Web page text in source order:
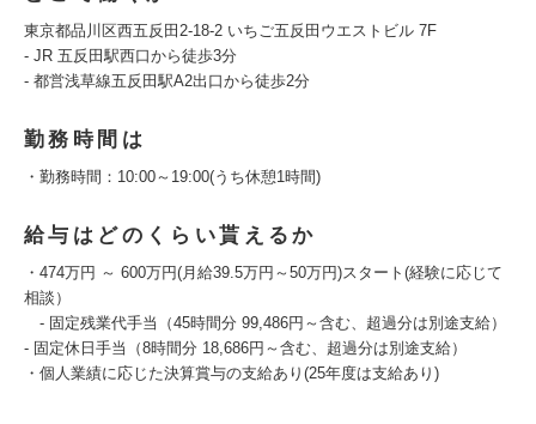
東京都品川区西五反田2-18-2 いちご五反田ウエストビル 7F
- JR 五反田駅西口から徒歩3分
- 都営浅草線五反田駅A2出口から徒歩2分
勤務時間は
・勤務時間：10:00～19:00(うち休憩1時間)
給与はどのくらい貰えるか
・474万円 ～ 600万円(月給39.5万円～50万円)スタート(経験に応じて
相談）
- 固定残業代手当（45時間分 99,486円～含む、超過分は別途支給）
- 固定休日手当（8時間分 18,686円～含む、超過分は別途支給）
・個人業績に応じた決算賞与の支給あり(25年度は支給あり)